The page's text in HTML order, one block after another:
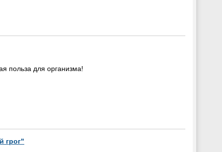
польза для организма!
грог"